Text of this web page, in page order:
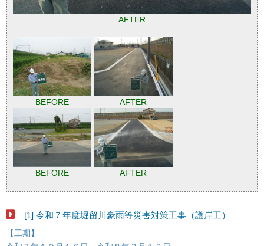
AFTER
BEFORE AFTER
BEFORE AFTER
[1] 令和７年度堀留川豪雨等災害対策工事（護岸工）
【工期】